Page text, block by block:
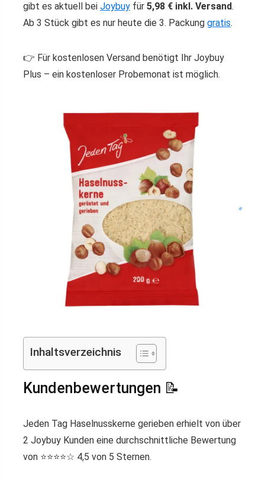
gibt es aktuell bei Joybuy für 5,98 € inkl. Versand.
Ab 3 Stück gibt es nur heute die 3. Packung gratis.
👉 Für kostenlosen Versand benötigt Ihr Joybuy
Plus – ein kostenloser Probemonat ist möglich.
Inhaltsverzeichnis
Kundenbewertungen 📝
Jeden Tag Haselnusskerne gerieben erhielt von über
2 Joybuy Kunden eine durchschnittliche Bewertung
von ⭐️⭐️⭐️⭐️☆ 4,5 von 5 Sternen.